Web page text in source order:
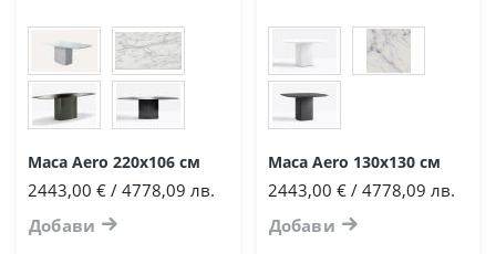
Маса Aero 220х106 см
2443,00 € / 4778,09 лв.
Добави
Маса Aero 130х130 см
2443,00 € / 4778,09 лв.
Добави